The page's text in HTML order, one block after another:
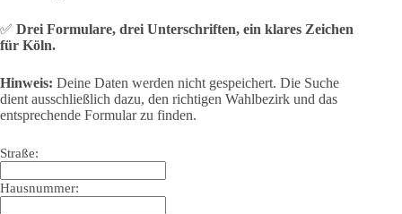
✅ Drei Formulare, drei Unterschriften, ein klares Zeichen
für Köln.
Hinweis: Deine Daten werden nicht gespeichert. Die Suche
dient ausschließlich dazu, den richtigen Wahlbezirk und das
entsprechende Formular zu finden.
Straße:
Hausnummer: